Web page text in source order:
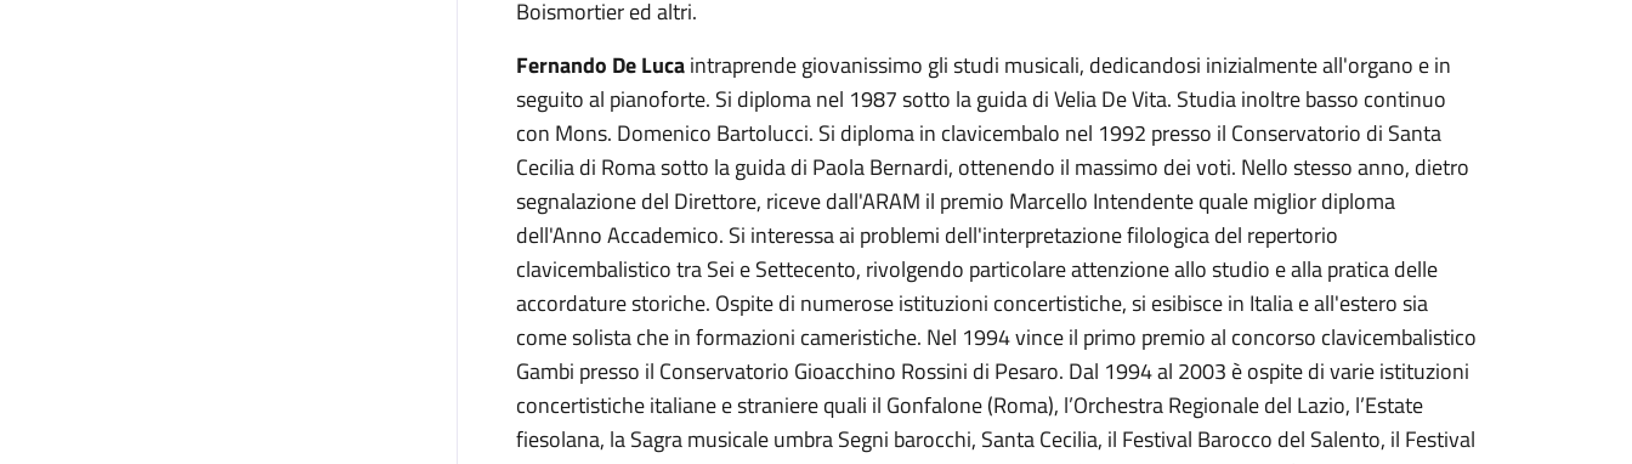
Boismortier ed altri.
Fernando De Lucaintraprende giovanissimo gli studi musicali, dedicandosi inizialmente all'organo e in
seguito al pianoforte. Si diploma nel 1987 sotto la guida di Velia De Vita. Studia inoltre basso continuo
con Mons. Domenico Bartolucci. Si diploma in clavicembalo nel 1992 presso il Conservatorio di Santa
Cecilia di Roma sotto la guida di Paola Bernardi, ottenendo il massimo dei voti. Nello stesso anno, dietro
segnalazione del Direttore, riceve dall'ARAM il premio Marcello Intendente quale miglior diploma
dell'Anno Accademico. Si interessa ai problemi dell'interpretazione filologica del repertorio
clavicembalistico tra Sei e Settecento, rivolgendo particolare attenzione allo studio e alla pratica delle
accordature storiche. Ospite di numerose istituzioni concertistiche, si esibisce in Italia e all'estero sia
come solista che in formazioni cameristiche. Nel 1994 vince il primo premio al concorso clavicembalistico
Gambi presso il Conservatorio Gioacchino Rossini di Pesaro. Dal 1994 al 2003 è ospite di varie istituzioni
concertistiche italiane e straniere quali il Gonfalone (Roma), l’Orchestra Regionale del Lazio, l’Estate
fiesolana, la Sagra musicale umbra Segni barocchi, Santa Cecilia, il Festival Barocco del Salento, il Festival